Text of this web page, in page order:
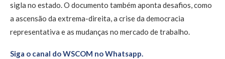
sigla no estado. O documento também aponta desafios, como
a ascensão da extrema-direita, a crise da democracia
representativa e as mudanças no mercado de trabalho.
Siga o canal do WSCOM no Whatsapp.